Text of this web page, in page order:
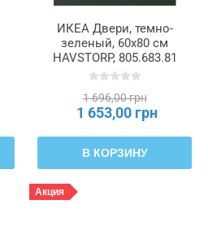
ИКЕА Двери, темно-
зеленый, 60x80 см
HAVSTORP, 805.683.81
1 696,00 грн
1 653,00 грн
В КОРЗИНУ
Акция